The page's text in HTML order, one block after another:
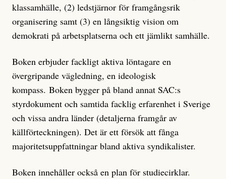
klassamhälle, (2) ledstjärnor för framgångsrik
organisering samt (3) en långsiktig vision om
demokrati på arbetsplatserna och ett jämlikt samhälle.
Boken erbjuder fackligt aktiva löntagare en
övergripande vägledning, en ideologisk
kompass. Boken bygger på bland annat SAC:s
styrdokument och samtida facklig erfarenhet i Sverige
och vissa andra länder (detaljerna framgår av
källförteckningen). Det är ett försök att fånga
majoritetsuppfattningar bland aktiva syndikalister.
Boken innehåller också en plan för studiecirklar.